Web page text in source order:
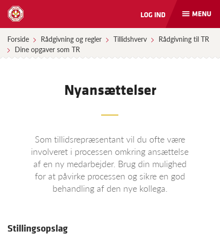
Åbn
og
luk
MENU
LOG IND
Forside Rådgivning og regler Tillidshverv
Rådgivning til TR
Dine opgaver som TR
Nyansættelser
Som tillidsrepræsentant vil du ofte være
involveret i processen omkring ansættelse
af en ny medarbejder. Brug din mulighed
for at påvirke processen og sikre en god
behandling af den nye kollega.
Stillingsopslag